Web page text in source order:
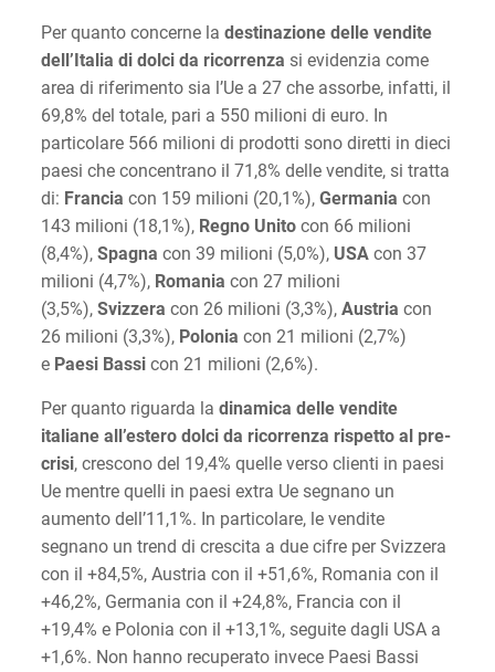
Per quanto concerne la destinazione delle vendite
dell’Italia di dolci da ricorrenza si evidenzia come
area di riferimento sia l’Ue a 27 che assorbe, infatti, il
69,8% del totale, pari a 550 milioni di euro. In
particolare 566 milioni di prodotti sono diretti in dieci
paesi che concentrano il 71,8% delle vendite, si tratta
di: Francia con 159 milioni (20,1%), Germania con
143 milioni (18,1%), Regno Unitocon 66 milioni
(8,4%), Spagna con 39 milioni (5,0%), USAcon 37
milioni (4,7%), Romania con 27 milioni
(3,5%), Svizzera con 26 milioni (3,3%), Austria con
26 milioni (3,3%), Polonia con 21 milioni (2,7%)
e Paesi Bassicon 21 milioni (2,6%).
Per quanto riguarda la dinamica delle vendite
italiane all’estero dolci da ricorrenza rispetto al pre-
crisi, crescono del 19,4% quelle verso clienti in paesi
Ue mentre quelli in paesi extra Ue segnano un
aumento dell’11,1%. In particolare, le vendite
segnano un trend di crescita a due cifre per Svizzera
con il +84,5%, Austria con il +51,6%, Romania con il
+46,2%, Germania con il +24,8%, Francia con il
+19,4% e Polonia con il +13,1%, seguite dagli USA a
+1,6%. Non hanno recuperato invece Paesi Bassi